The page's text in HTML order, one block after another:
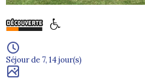
Séjour de 7, 14 jour(s)